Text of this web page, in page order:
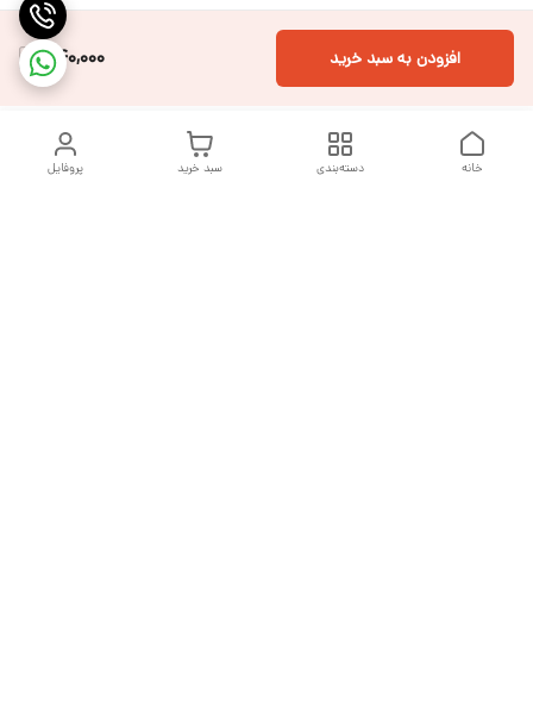
540,000 افزودن به سبد خرید
پروفایل سبد خرید دسته‌بندی خانه